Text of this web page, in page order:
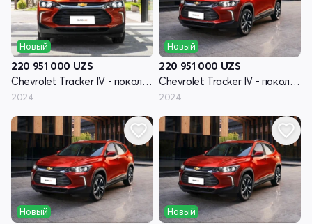
Новый
220 951 000 UZS
Chevrolet Tracker IV - поколение
2024
Новый
220 951 000 UZS
Chevrolet Tracker IV - поколение
2024
Новый Новый